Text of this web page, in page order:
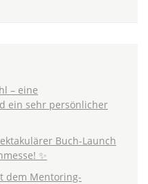
– eine
ein sehr persönlicher
Buch-Launch
✨
dem Mentoring-